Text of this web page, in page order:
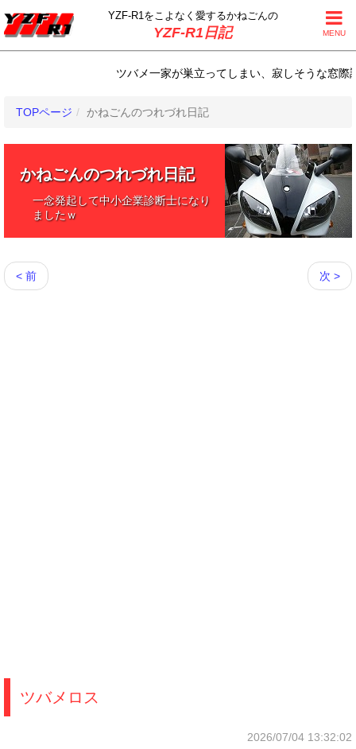
MENU
YZF-R1をこよなく 愛するかねごんの
YZF-R1日記
ツバメ一家が巣立ってしまい、寂しそうな窓際
TOPページ かねごんのつれづれ日記
かねごんのつれづれ日記
一念発起して中小企業診断士になり
ましたｗ
< 前 次 >
ツバメロス
2026/07/04 13:32:02